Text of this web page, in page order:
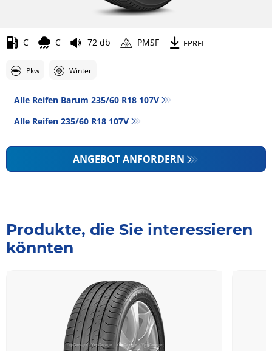
C C 72 db PMSF EPREL
Pkw Winter
Alle Reifen Barum 235/60 R18 107V
Alle Reifen‎ 235/60 R18 107V
ANGEBOT ANFORDERN
Produkte, die Sie interessieren
könnten